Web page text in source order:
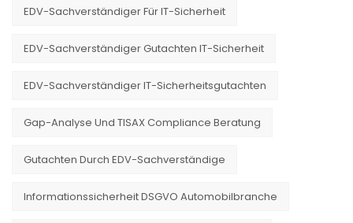
EDV-Sachverständiger Für IT-Sicherheit
EDV-Sachverständiger Gutachten IT-Sicherheit
EDV-Sachverständiger IT-Sicherheitsgutachten
Gap-Analyse Und TISAX Compliance Beratung
Gutachten Durch EDV-Sachverständige
Informationssicherheit DSGVO Automobilbranche